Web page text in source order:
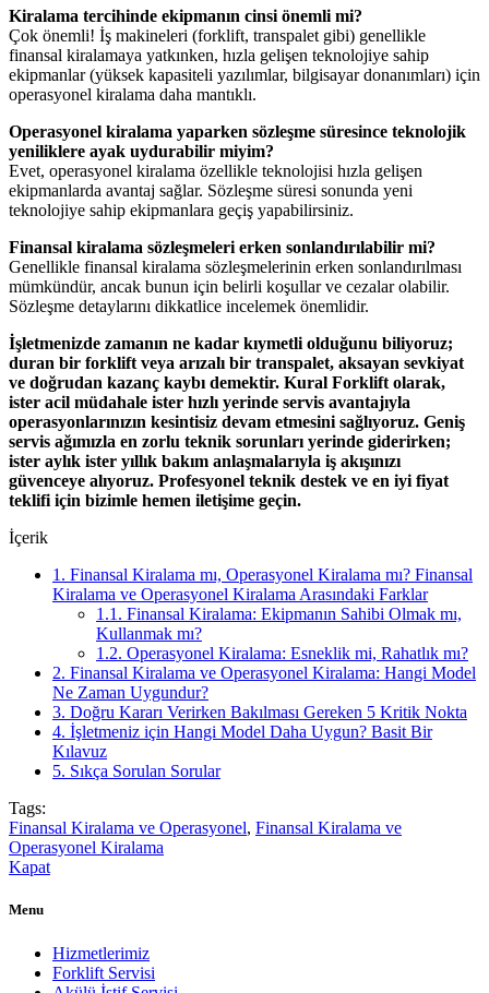
Kiralama tercihinde ekipmanın cinsi önemli mi?
Çok önemli! İş makineleri (forklift, transpalet gibi) genellikle
finansal kiralamaya yatkınken, hızla gelişen teknolojiye sahip
ekipmanlar (yüksek kapasiteli yazılımlar, bilgisayar donanımları) için
operasyonel kiralama daha mantıklı.
Operasyonel kiralama yaparken sözleşme süresince teknolojik
yeniliklere ayak uydurabilir miyim?
Evet, operasyonel kiralama özellikle teknolojisi hızla gelişen
ekipmanlarda avantaj sağlar. Sözleşme süresi sonunda yeni
teknolojiye sahip ekipmanlara geçiş yapabilirsiniz.
Finansal kiralama sözleşmeleri erken sonlandırılabilir mi?
Genellikle finansal kiralama sözleşmelerinin erken sonlandırılması
mümkündür, ancak bunun için belirli koşullar ve cezalar olabilir.
Sözleşme detaylarını dikkatlice incelemek önemlidir.
İşletmenizde zamanın ne kadar kıymetli olduğunu biliyoruz;
duran bir forklift veya arızalı bir transpalet, aksayan sevkiyat
ve doğrudan kazanç kaybı demektir. Kural Forklift olarak,
ister acil müdahale ister hızlı yerinde servis avantajıyla
operasyonlarınızın kesintisiz devam etmesini sağlıyoruz. Geniş
servis ağımızla en zorlu teknik sorunları yerinde giderirken;
ister aylık ister yıllık bakım anlaşmalarıyla iş akışınızı
güvenceye alıyoruz. Profesyonel teknik destek ve en iyi fiyat
teklifi için bizimle hemen iletişime geçin.
İçerik
1. Finansal Kiralama mı, Operasyonel Kiralama mı? Finansal
Kiralama ve Operasyonel Kiralama Arasındaki Farklar
1.1. Finansal Kiralama: Ekipmanın Sahibi Olmak mı,
Kullanmak mı?
1.2. Operasyonel Kiralama: Esneklik mi, Rahatlık mı?
2. Finansal Kiralama ve Operasyonel Kiralama: Hangi Model
Ne Zaman Uygundur?
3. Doğru Kararı Verirken Bakılması Gereken 5 Kritik Nokta
4. İşletmeniz için Hangi Model Daha Uygun? Basit Bir
Kılavuz
5. Sıkça Sorulan Sorular
Tags:
Finansal Kiralama ve Operasyonel, Finansal Kiralama ve
Operasyonel Kiralama
Kapat
Menu
Hizmetlerimiz
Forklift Servisi